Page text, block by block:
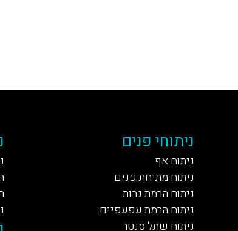
ניתוחי פנים
ניתוח אף
ניתוח מתיחת פנים
ניתוח הרמת גבות
ניתוח הרמת עפעפיים
ניתוח שתל סנטר